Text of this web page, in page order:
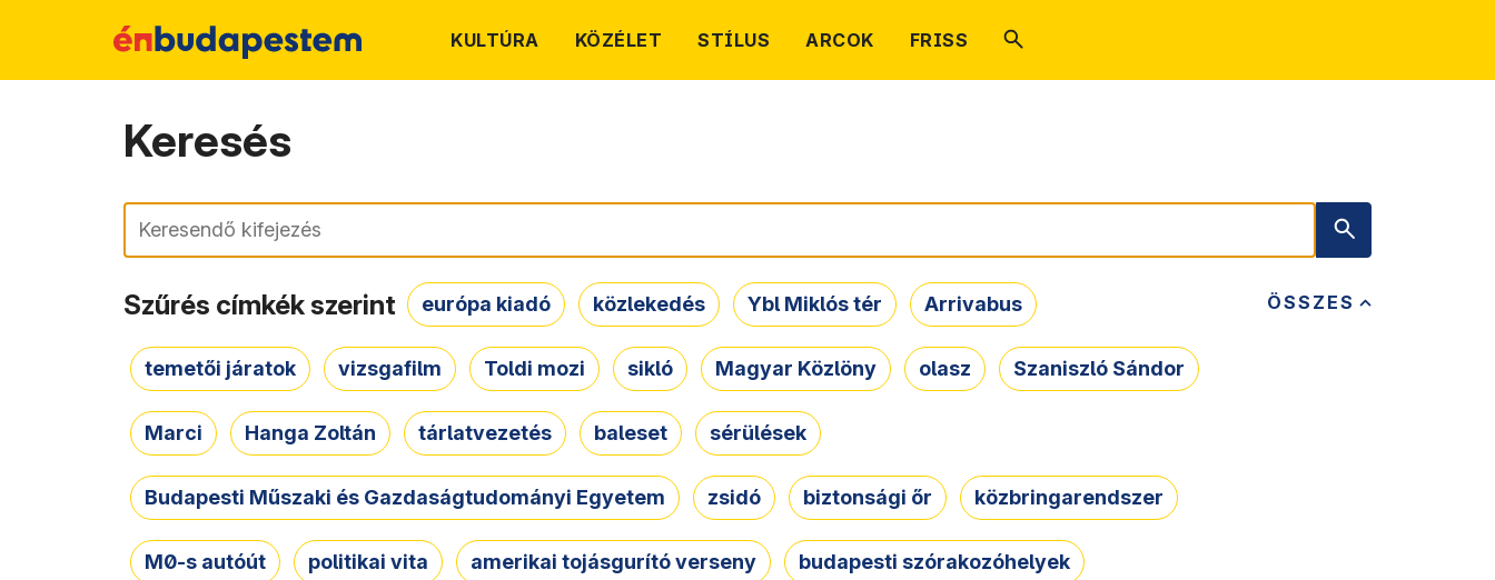
KULTÚRA KÖZÉLET STÍLUS ARCOK FRISS
Keresés
Keresés
ÖSSZES
Szűrés címkék szerint európa kiadó közlekedés Ybl Miklós tér Arrivabus
temetői járatok vizsgafilm Toldi mozi sikló Magyar Közlöny olasz Szaniszló Sándor
Marci Hanga Zoltán tárlatvezetés baleset sérülések
Budapesti Műszaki és Gazdaságtudományi Egyetem zsidó biztonsági őr közbringarendszer
M0-s autóút politikai vita amerikai tojásgurító verseny budapesti szórakozóhelyek